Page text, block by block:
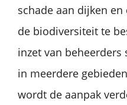
schade aan dijken
de biodiversiteit te
inzet van beheerders
in meerdere
wordt de aanpak